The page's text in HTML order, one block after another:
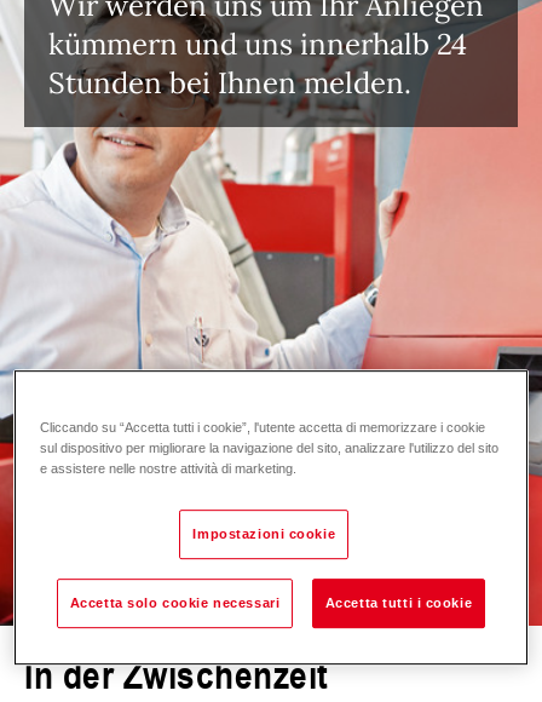
kümmern und uns innerhalb 24
Stunden bei Ihnen melden.
In der Zwischenzeit
Cliccando su “Accetta tutti i cookie”, l'utente accetta di memorizzare i cookie
sul dispositivo per migliorare la navigazione del sito, analizzare l'utilizzo del sito
e assistere nelle nostre attività di marketing.
Impostazioni cookie
Accetta solo cookie necessari Accetta tutti i cookie